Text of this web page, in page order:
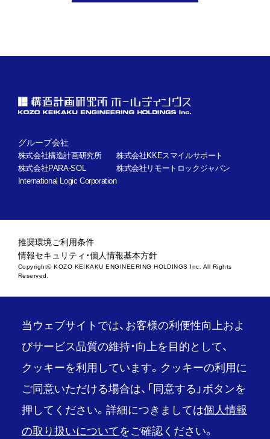
グループ会社
株式会社構造計画研究所
株式会社KKEスマイルサポート
株式会社PARA-SOL
株式会社リモートロックジャパン
International Logic Corporation
推奨環境ご利用条件
情報セキュリティ・個人情報基本方針
Copyright© KOZO KEIKAKU ENGINEERING HOLDINGS Inc. All Rights
Reserved.
当ウェブサイトでは、お客様の利便性向上およ
びサービス品質の維持・向上を目的として、
クッキーを利用しています。クッキーの利用に
ご同意いただける場合は、「同意する」ボタンを
押してください。詳細につきましては個人情報
の取り扱いについて をご確認ください。